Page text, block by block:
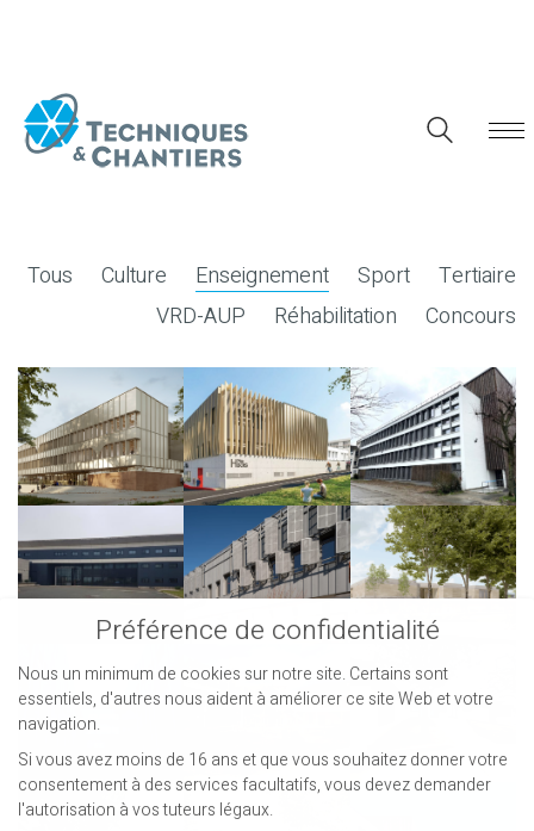
Tous Culture Enseignement Sport
Tertiaire
VRD-AUP
Réhabilitation Concours
Préférence de confidentialité
Nous un minimum de cookies sur notre site. Certains sont
essentiels, d'autres nous aident à améliorer ce site Web et votre
navigation.
Si vous avez moins de 16 ans et que vous souhaitez donner votre
consentement à des services facultatifs, vous devez demander
l'autorisation à vos tuteurs légaux.